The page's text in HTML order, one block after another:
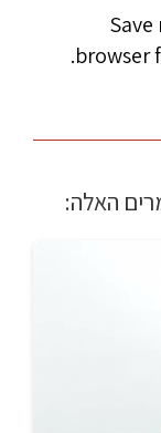
browser
האלה: